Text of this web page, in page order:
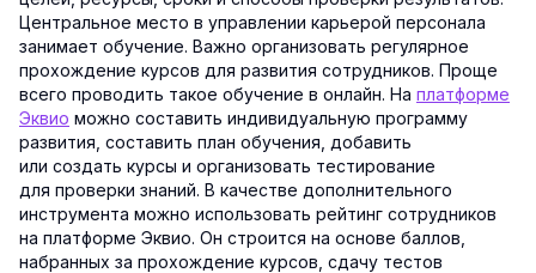
Центральное место в управлении карьерой персонала
занимает обучение. Важно организовать регулярное
прохождение курсов для развития сотрудников. Проще
всего проводить такое обучение в онлайн. На платформе
Эквио можно составить индивидуальную программу
развития, составить план обучения, добавить
или создать курсы и организовать тестирование
для проверки знаний. В качестве дополнительного
инструмента можно использовать рейтинг сотрудников
на платформе Эквио. Он строится на основе баллов,
набранных за прохождение курсов, сдачу тестов